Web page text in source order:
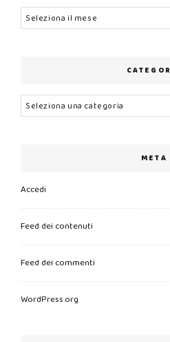
Archivi
Categorie
META
Accedi
Feed dei contenuti
Feed dei commenti
WordPress.org